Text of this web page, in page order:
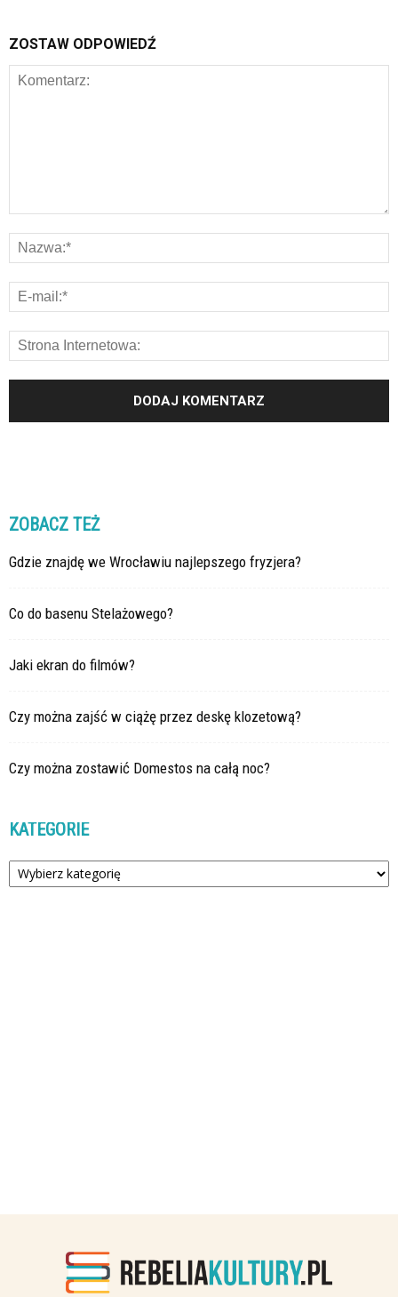
ZOSTAW ODPOWIEDŹ
ZOBACZ TEŻ
Gdzie znajdę we Wrocławiu najlepszego fryzjera?
Co do basenu Stelażowego?
Jaki ekran do filmów?
Czy można zajść w ciążę przez deskę klozetową?
Czy można zostawić Domestos na całą noc?
KATEGORIE
Kategorie